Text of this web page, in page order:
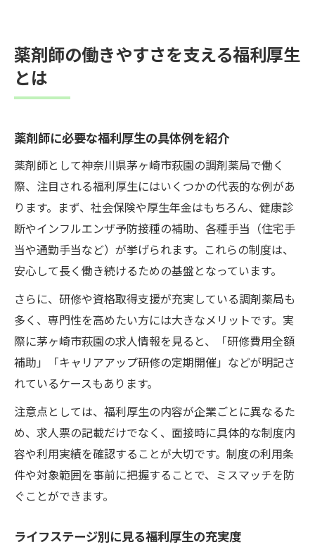
薬剤師の働きやすさを支える福利厚生
とは
薬剤師に必要な福利厚生の具体例を紹介
薬剤師として神奈川県茅ヶ崎市萩園の調剤薬局で働く
際、注目される福利厚生にはいくつかの代表的な例があ
ります。まず、社会保険や厚生年金はもちろん、健康診
断やインフルエンザ予防接種の補助、各種手当（住宅手
当や通勤手当など）が挙げられます。これらの制度は、
安心して長く働き続けるための基盤となっています。
さらに、研修や資格取得支援が充実している調剤薬局も
多く、専門性を高めたい方には大きなメリットです。実
際に茅ヶ崎市萩園の求人情報を見ると、「研修費用全額
補助」「キャリアアップ研修の定期開催」などが明記さ
れているケースもあります。
注意点としては、福利厚生の内容が企業ごとに異なるた
め、求人票の記載だけでなく、面接時に具体的な制度内
容や利用実績を確認することが大切です。制度の利用条
件や対象範囲を事前に把握することで、ミスマッチを防
ぐことができます。
ライフステージ別に見る福利厚生の充実度